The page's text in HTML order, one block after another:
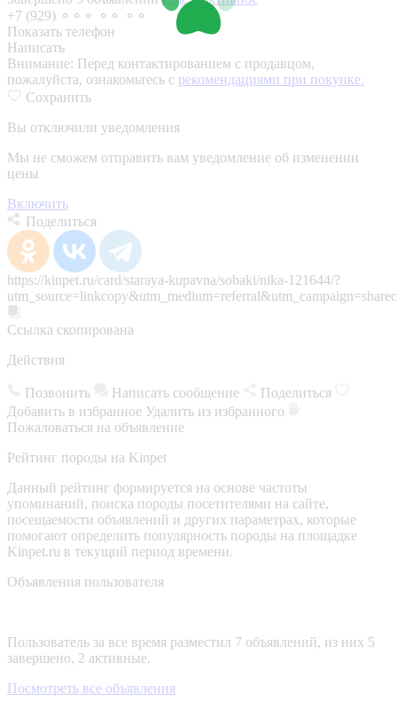
+7 (929) ⚬⚬⚬ ⚬⚬ ⚬⚬
Показать телефон
Написать
Внимание: Перед контактированием с продавцом,
пожалуйста, ознакомьтесь с рекомендациями при покупке.
Сохранить
Вы отключили уведомления
Мы не сможем отправить вам уведомление об изменении
цены
Включить
Поделиться
https://kinpet.ru/card/staraya-kupavna/sobaki/nika-121644/?
Ссылка скопирована
Действия
Позвонить Написать сообщение
Поделиться
Добавить в избранное Удалить из избранного
Пожаловаться на объявление
Рейтинг породы на Kinpet
Данный рейтинг формируется на основе частоты
упоминаний, поиска породы посетителями на сайте,
посещаемости объявлений и других параметрах, которые
помогают определить популярность породы на площадке
Kinpet.ru в текущий период времени.
Объявления пользователя
Пользователь за все время разместил 7 объявлений, из них 5
завершено, 2 активные.
Посмотреть все объявления